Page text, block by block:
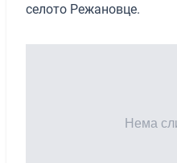
селото Режановце.